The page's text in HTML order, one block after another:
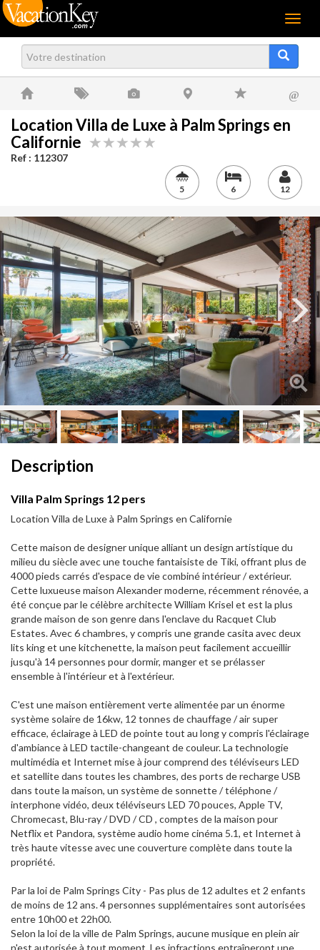
Menu
@
Location Villa de Luxe à Palm Springs en
Californie
Ref : 112307
5 6 12
Next
Description
Villa Palm Springs 12 pers
Location Villa de Luxe à Palm Springs en Californie
Cette maison de designer unique alliant un design artistique du
milieu du siècle avec une touche fantaisiste de Tiki, offrant plus de
4000 pieds carrés d'espace de vie combiné intérieur / extérieur.
Cette luxueuse maison Alexander moderne, récemment rénovée, a
été conçue par le célèbre architecte William Krisel et est la plus
grande maison de son genre dans l'enclave du Racquet Club
Estates. Avec 6 chambres, y compris une grande casita avec deux
lits king et une kitchenette, la maison peut facilement accueillir
jusqu'à 14 personnes pour dormir, manger et se prélasser
ensemble à l'intérieur et à l'extérieur.
C'est une maison entièrement verte alimentée par un énorme
système solaire de 16kw, 12 tonnes de chauffage / air super
efficace, éclairage à LED de pointe tout au long y compris l'éclairage
d'ambiance à LED tactile-changeant de couleur. La technologie
multimédia et Internet mise à jour comprend des téléviseurs LED
et satellite dans toutes les chambres, des ports de recharge USB
dans toute la maison, un système de sonnette / téléphone /
interphone vidéo, deux téléviseurs LED 70 pouces, Apple TV,
Chromecast, Blu-ray / DVD / CD , comptes de la maison pour
Netflix et Pandora, système audio home cinéma 5.1, et Internet à
très haute vitesse avec une couverture complète dans toute la
propriété.
Par la loi de Palm Springs City - Pas plus de 12 adultes et 2 enfants
de moins de 12 ans. 4 personnes supplémentaires sont autorisées
entre 10h00 et 22h00.
Selon la loi de la ville de Palm Springs, aucune musique en plein air